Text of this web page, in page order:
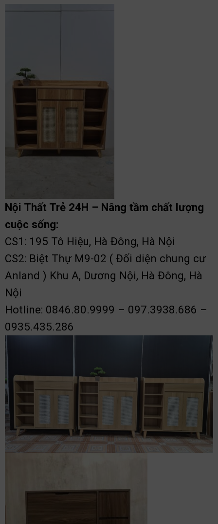
Nội Thất Trẻ 24H – Nâng tầm chất lượng
cuộc sống:
CS1: 195 Tô Hiệu, Hà Đông, Hà Nội
CS2: Biệt Thự M9-02 ( Đối diện chung cư
Anland ) Khu A, Dương Nội, Hà Đông, Hà
Nội
Hotline: 0846.80.9999 – 097.3938.686 –
0935.435.286